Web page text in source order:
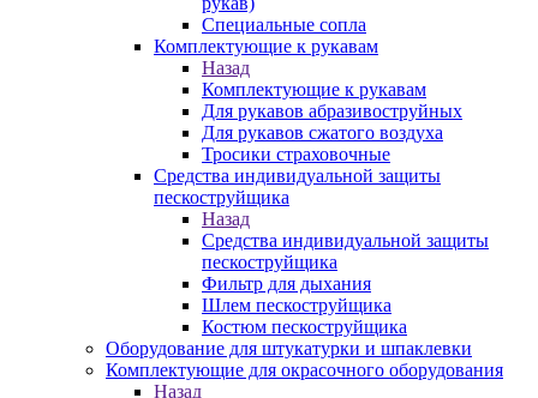
Специальные сопла
Комплектующие к рукавам
Назад
Комплектующие к рукавам
Для рукавов абразивоструйных
Для рукавов сжатого воздуха
Тросики страховочные
Средства индивидуальной защиты
пескоструйщика
Назад
Средства индивидуальной защиты
пескоструйщика
Фильтр для дыхания
Шлем пескоструйщика
Костюм пескоструйщика
Оборудование для штукатурки и шпаклевки
Комплектующие для окрасочного оборудования
Назад